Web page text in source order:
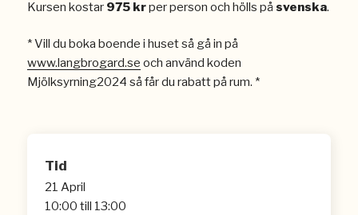
Kursen kostar 975 krper person och hölls på svenska.
* Vill du boka boende i huset så gå in på
www.langbrogard.se och använd koden
Mjölksyrning2024 så får du rabatt på rum. *
Tid
21 April
10:00 till 13:00